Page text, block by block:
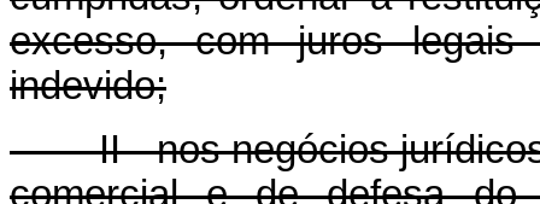
excesso, com juros
indevido;
II - nos negócios jurídicos
comercial e de defesa do